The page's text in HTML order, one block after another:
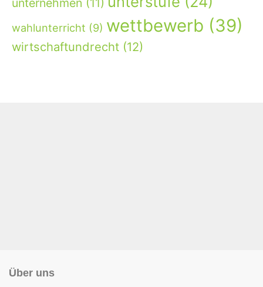
unternehmen (11)
wahlunterricht (9) wettbewerb (39)
wirtschaftundrecht (12)
Über uns